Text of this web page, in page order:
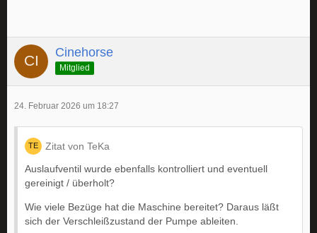
Cinehorse
Mitglied
24. Februar 2026 um 18:27
Zitat von TeKa
Auslaufventil wurde ebenfalls kontrolliert und eventuell
gereinigt / überholt?
Wie viele Bezüge hat die Maschine bereitet? Daraus läßt
sich der Verschleißzustand der Pumpe ableiten.